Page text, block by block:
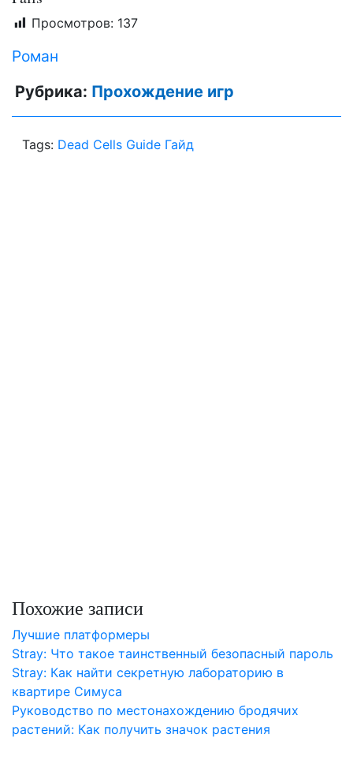
Просмотров: 137
Роман
Рубрика: Прохождение игр
Tags: Dead Cells Guide Гайд
Похожие записи
Лучшие платформеры
Stray: Что такое таинственный безопасный пароль
Stray: Как найти секретную лабораторию в
квартире Симуса
Руководство по местонахождению бродячих
растений: Как получить значок растения